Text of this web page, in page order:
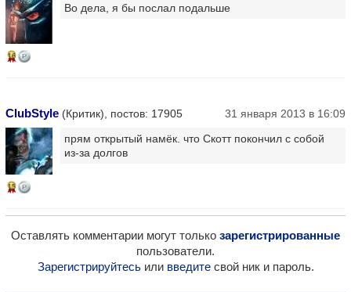
16
Во дела, я бы послал подальше
ClubStyle (Критик), постов: 17905 31 января 2013 в 16:09
15
прям открытый намёк. что Скотт покончил с собой
из-за долгов
Оставлять комментарии могут только зарегистрированные
пользователи.
Зарегистрируйтесьили введитесвой ник и пароль.